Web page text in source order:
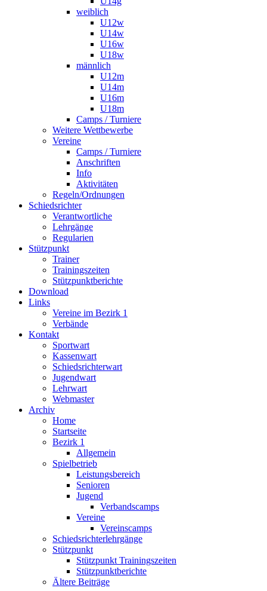
weiblich
U12w
U14w
U16w
U18w
männlich
U12m
U14m
U16m
U18m
Camps / Turniere
Weitere Wettbewerbe
Vereine
Camps / Turniere
Anschriften
Info
Aktivitäten
Regeln/Ordnungen
Schiedsrichter
Verantwortliche
Lehrgänge
Regularien
Stützpunkt
Trainer
Trainingszeiten
Stützpunktberichte
Download
Links
Vereine im Bezirk 1
Verbände
Kontakt
Sportwart
Kassenwart
Schiedsrichterwart
Jugendwart
Lehrwart
Webmaster
Archiv
Home
Startseite
Bezirk 1
Allgemein
Spielbetrieb
Leistungsbereich
Senioren
Jugend
Verbandscamps
Vereine
Vereinscamps
Schiedsrichterlehrgänge
Stützpunkt
Stützpunkt Trainingszeiten
Stützpunktberichte
Ältere Beiträge